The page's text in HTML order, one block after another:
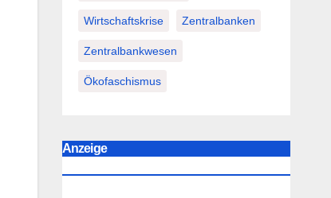
Wirtschaftskrise Zentralbanken
Zentralbankwesen
Ökofaschismus
Anzeige